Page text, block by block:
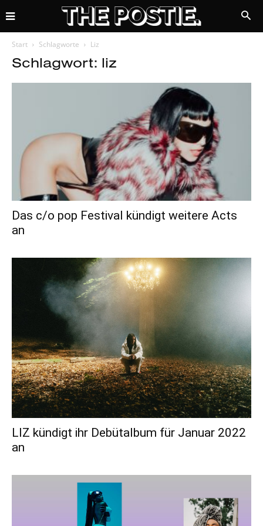
Start Schlagworte Liz
Schlagwort: liz
Das c/o pop Festival kündigt weitere Acts
an
LIZ kündigt ihr Debütalbum für Januar 2022
an